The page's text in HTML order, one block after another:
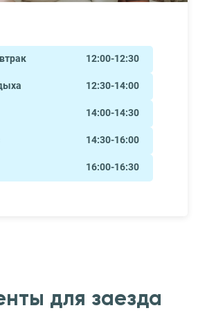
12:00-12:30
12:30-14:00
14:00-14:30
14:30-16:00
16:00-16:30
для заезда